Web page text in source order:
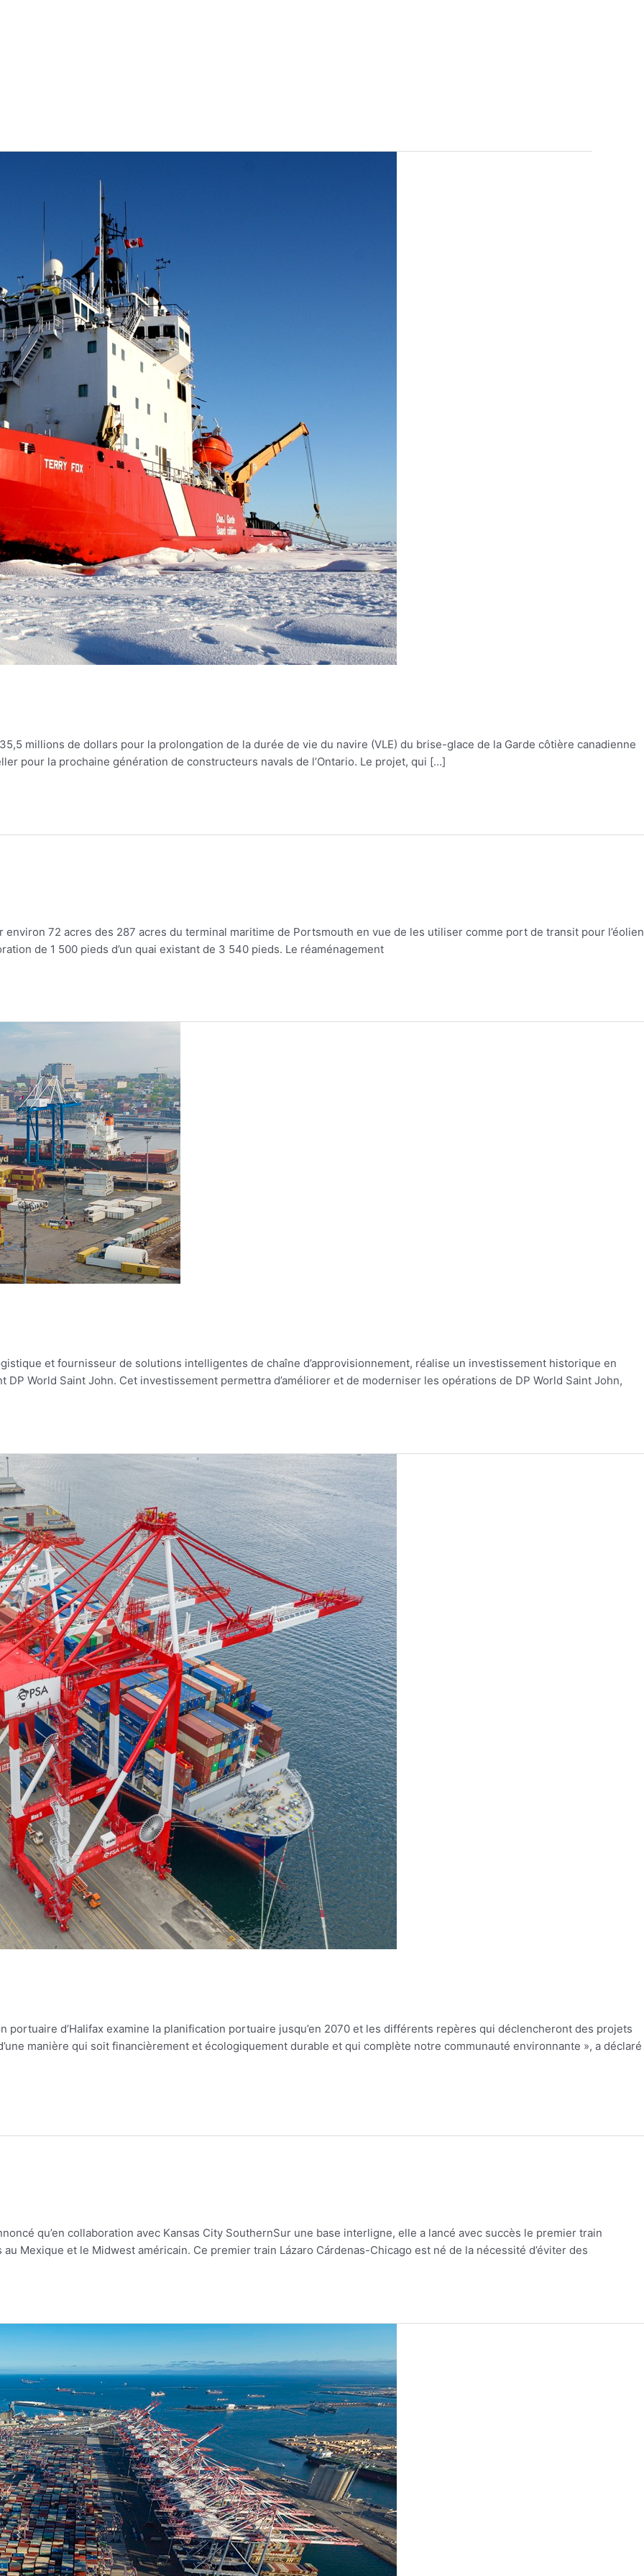
millions de dollars pour la prolongation de la durée de vie du navire (VLE) du brise-glace de la Garde côtière canadienne
pour la prochaine génération de constructeurs navals de l’Ontario. Le projet, qui […]
72 acres des 287 acres du terminal maritime de Portsmouth en vue de les utiliser comme port de transit pour l’éolien
de 1 500 pieds d’un quai existant de 3 540 pieds. Le réaménagement
et fournisseur de solutions intelligentes de chaîne d’approvisionnement, réalise un investissement historique en
World Saint John. Cet investissement permettra d’améliorer et de moderniser les opérations de DP World Saint John,
portuaire d’Halifax examine la planification portuaire jusqu’en 2070 et les différents repères qui déclencheront des projets
manière qui soit financièrement et écologiquement durable et qui complète notre communauté environnante », a déclaré
qu’en collaboration avec Kansas City SouthernSur une base interligne, elle a lancé avec succès le premier train
Mexique et le Midwest américain. Ce premier train Lázaro Cárdenas-Chicago est né de la nécessité d’éviter des